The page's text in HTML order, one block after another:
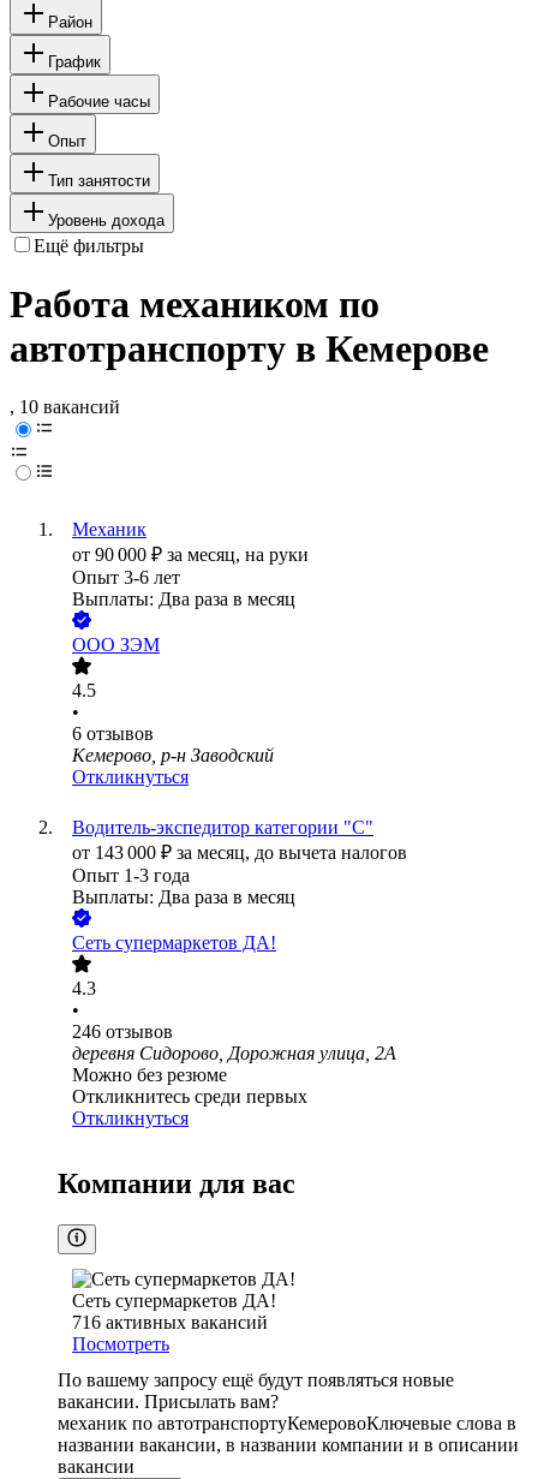
Район
График
Рабочие часы
Опыт
Тип занятости
Уровень дохода
Ещё фильтры
Работа механиком по
автотранспорту в Кемерове
, 10 вакансий
Механик
от 90 000 ₽ за месяц, на руки
Опыт 3-6 лет
Выплаты: Два раза в месяц
ООО ЗЭМ
4.5
•
6 отзывов
Кемерово, р-н Заводский
Откликнуться
Водитель-экспедитор категории "С"
от 143 000 ₽ за месяц, до вычета налогов
Опыт 1-3 года
Выплаты: Два раза в месяц
Сеть супермаркетов ДА!
4.3
•
246 отзывов
деревня Сидорово, Дорожная улица, 2А
Можно без резюме
Откликнитесь среди первых
Откликнуться
Компании для вас
Сеть супермаркетов ДА!
716 активных вакансий
Посмотреть
По вашему запросу ещё будут появляться новые
вакансии. Присылать вам?
механик по автотранспортуКемеровоКлючевые слова в
названии вакансии, в названии компании и в описании
вакансии